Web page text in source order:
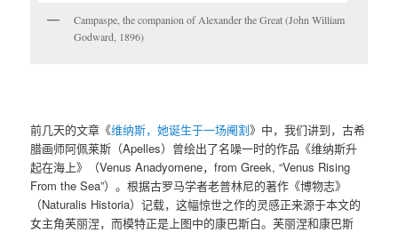
Campaspe, the companion of Alexander the Great (John William
Godward, 1896)
前几天的文章《维纳斯，她诞生于一场阉割》中，我们讲到，古希
腊画师阿佩莱斯（Apelles）曾绘出了名噪一时的作品《维纳斯升
起在海上》（Venus Anadyomene，from Greek, “Venus Rising
From the Sea”）。根据古罗马学者老普林尼的著作《博物志》
（Naturalis Historia）记载，这幅惊世之作的灵感正来源于本文的
女主角芙丽涅，而模特正是上图中的康巴斯白。芙丽涅和康巴斯